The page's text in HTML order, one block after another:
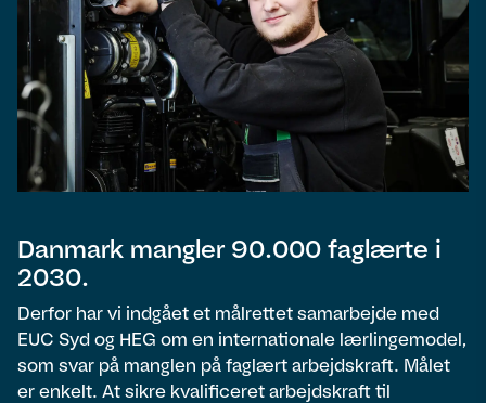
Danmark mangler 90.000 faglærte i
2030.
Derfor har vi indgået et målrettet samarbejde med
EUC Syd og HEG om en internationale lærlingemodel,
som svar på manglen på faglært arbejdskraft. Målet
er enkelt. At sikre kvalificeret arbejdskraft til